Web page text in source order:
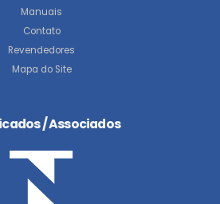
Manuais
Contato
Revendedores
Mapa do Site
/ Associados